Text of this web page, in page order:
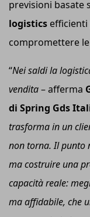
previsioni basate
logistics efficienti
compromettere
“Nei saldi la
vendita– afferma
di Spring Gds
trasforma in un
non torna. Il punto
ma costruire una
capacità reale:
ma affidabile, che